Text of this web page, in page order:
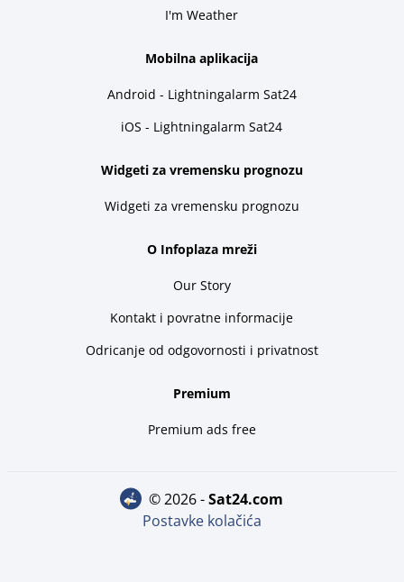
I'm Weather
Mobilna aplikacija
Android - Lightningalarm Sat24
iOS - Lightningalarm Sat24
Widgeti za vremensku prognozu
Widgeti za vremensku prognozu
O Infoplaza mreži
Our Story
Kontakt i povratne informacije
Odricanje od odgovornosti i privatnost
Premium
Premium ads free
© 2026 - sat24.com
Postavke kolačića